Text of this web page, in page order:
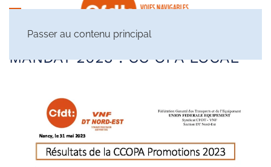
Passer au contenu principal
MANDAT 2023 :CC OPA LOCAL